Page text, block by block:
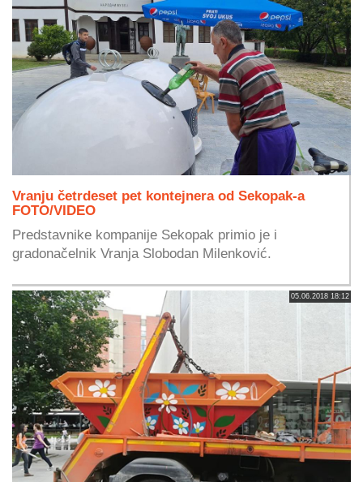
Vranju četrdeset pet kontejnera od Sekopak-a
FOTO/VIDEO
Predstavnike kompanije Sekopak primio je i
gradonačelnik Vranja Slobodan Milenković.
05.06.2018 18:12